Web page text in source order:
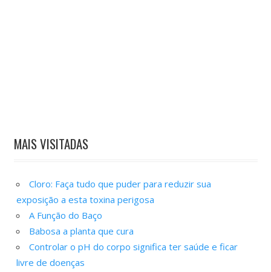
MAIS VISITADAS
Cloro: Faça tudo que puder para reduzir sua
exposição a esta toxina perigosa
A Função do Baço
Babosa a planta que cura
Controlar o pH do corpo significa ter saúde e ficar
livre de doenças